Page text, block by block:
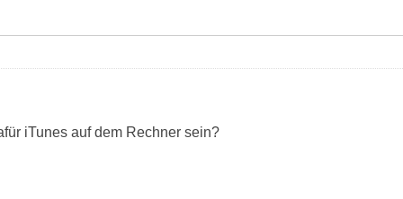
iTunes auf dem Rechner sein?